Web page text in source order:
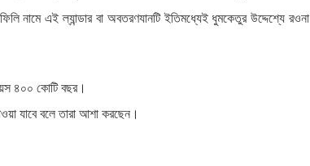
নামে এই ল্যান্ডার বা অবতরণযানটি ইতিমধ্যেই ধুমকেতুর উদ্দেশ্যে রওনা
৪০০ কোটি বছর।
যাবে বলে তারা আশা করছেন।